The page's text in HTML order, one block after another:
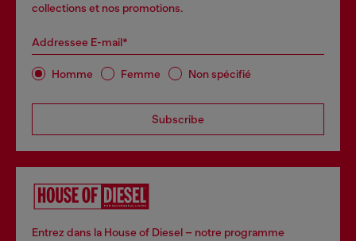
collections et nos promotions.
Addressee E-mail*
Homme Femme Non spécifié
Subscribe
Entrez dans la House of Diesel – notre programme